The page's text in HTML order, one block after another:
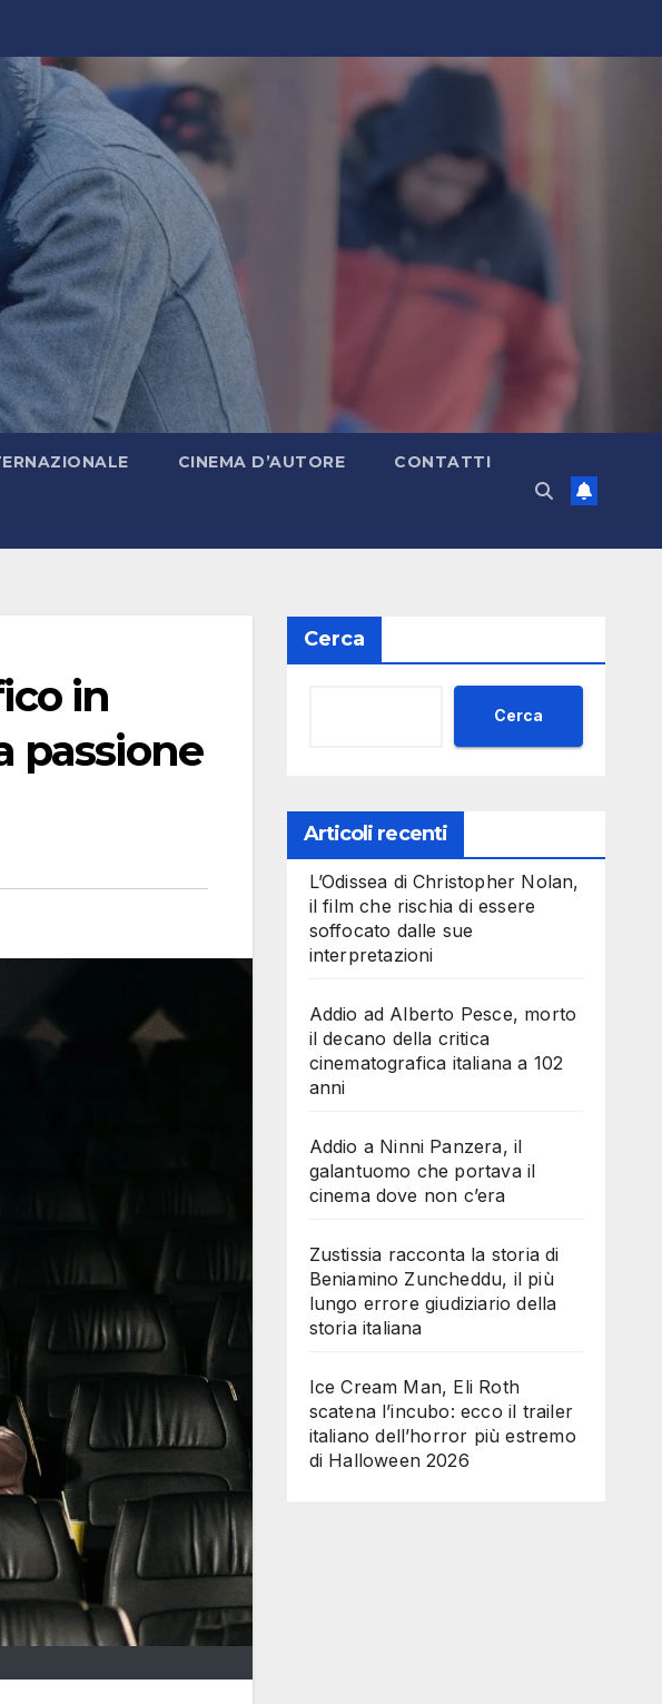
CINEMA D’AUTORE CONTATTI
in
passione
Cerca
Cerca
Articoli recenti
L’Odissea di Christopher Nolan,
il film che rischia di essere
soffocato dalle sue
interpretazioni
Addio ad Alberto Pesce, morto
il decano della critica
cinematografica italiana a 102
anni
Addio a Ninni Panzera, il
galantuomo che portava il
cinema dove non c’era
Zustissia racconta la storia di
Beniamino Zuncheddu, il più
lungo errore giudiziario della
storia italiana
Ice Cream Man, Eli Roth
scatena l’incubo: ecco il trailer
italiano dell’horror più estremo
di Halloween 2026